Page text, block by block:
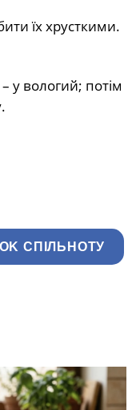
їх хрусткими.
у вологий; потім
СПІЛЬНОТУ